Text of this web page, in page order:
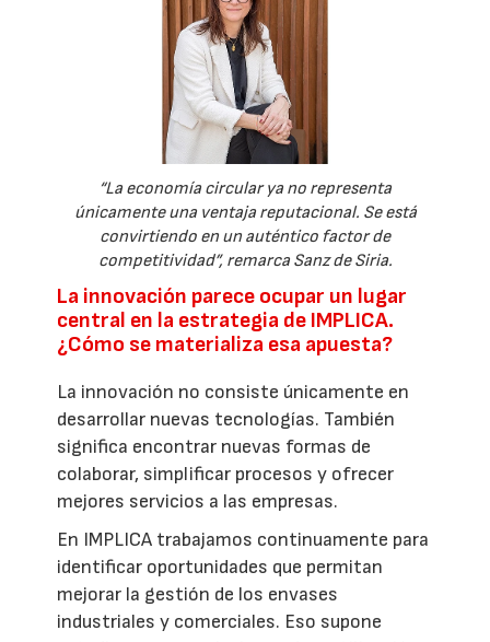
“La economía circular ya no representa
únicamente una ventaja reputacional. Se está
convirtiendo en un auténtico factor de
competitividad”, remarca Sanz de Siria.
La innovación parece ocupar un lugar
central en la estrategia de IMPLICA.
¿Cómo se materializa esa apuesta?
La innovación no consiste únicamente en
desarrollar nuevas tecnologías. También
significa encontrar nuevas formas de
colaborar, simplificar procesos y ofrecer
mejores servicios a las empresas.
En IMPLICA trabajamos continuamente para
identificar oportunidades que permitan
mejorar la gestión de los envases
industriales y comerciales. Eso supone